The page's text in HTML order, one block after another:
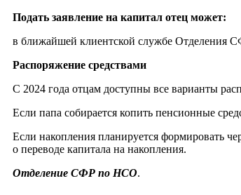
Подать заявление на капитал отец может:
в ближайшей клиентской службе Отделения
Распоряжение средствами
С 2024 года отцам доступны все варианты
Если папа собирается копить пенсионные
Если накопления планируется формировать
о переводе капитала на накопления.
Отделение СФР по НСО.